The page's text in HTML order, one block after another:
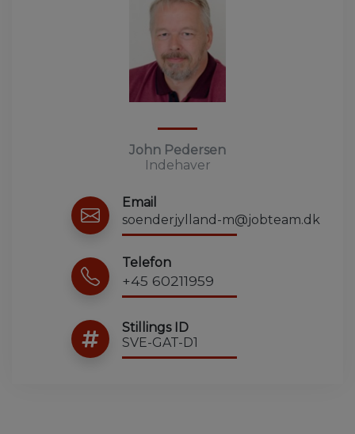
John Pedersen
Indehaver
Email
soenderjylland-m@jobteam.dk
Telefon
+45 60211959
Stillings ID
SVE-GAT-D1